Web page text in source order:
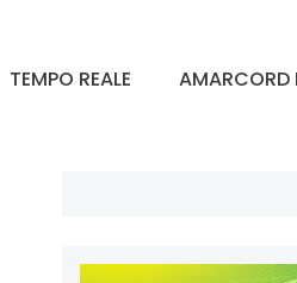
TEMPO REALE AMARCORD